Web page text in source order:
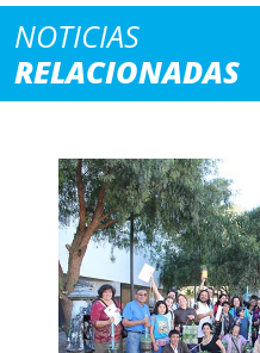
NOTICIAS
RELACIONADAS